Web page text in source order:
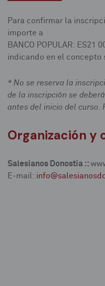
Para confirmar la
importe a
BANCO POPULAR: ES21
indicando en el concepto
* No se reserva la
de la inscripción se
antes del inicio del curso.
Organización y
Salesianos Donostia ::
E-mail: